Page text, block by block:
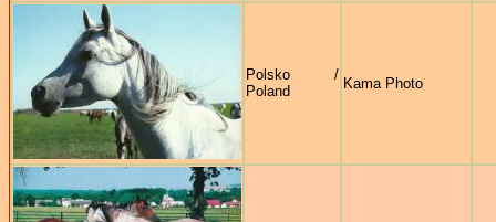
Polsko /
Poland
Kama Photo